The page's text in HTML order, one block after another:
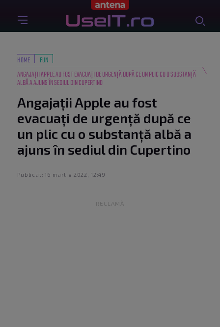
HOME
FUN
ANGAJAȚII APPLE AU FOST EVACUAȚI DE URGENȚĂ DUPĂ CE UN PLIC CU O SUBSTANȚĂ
ALBĂ A AJUNS ÎN SEDIUL DIN CUPERTINO
Angajații Apple au fost
evacuați de urgență după ce
un plic cu o substanță albă a
ajuns în sediul din Cupertino
Publicat: 16 martie 2022, 12:49
RECLAMĂ